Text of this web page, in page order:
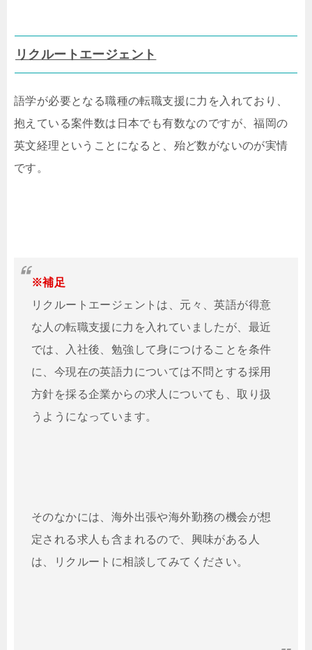
リクルートエージェント
語学が必要となる職種の転職支援に力を入れており、
抱えている案件数は日本でも有数なのですが、福岡の
英文経理ということになると、殆ど数がないのが実情
です。
※補足
リクルートエージェントは、元々、英語が得意
な人の転職支援に力を入れていましたが、最近
では、入社後、勉強して身につけることを条件
に、今現在の英語力については不問とする採用
方針を採る企業からの求人についても、取り扱
うようになっています。
そのなかには、海外出張や海外勤務の機会が想
定される求人も含まれるので、興味がある人
は、リクルートに相談してみてください。